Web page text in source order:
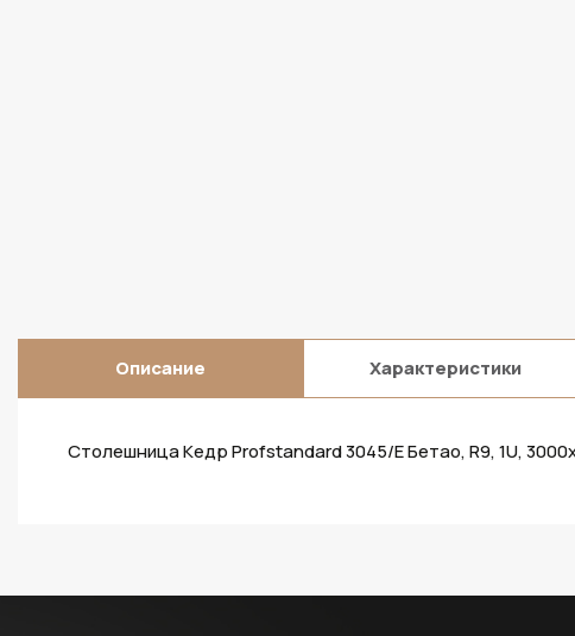
Описание Характеристики
Столешница Кедр Profstandard 3045/E Бетао, R9, 1U,